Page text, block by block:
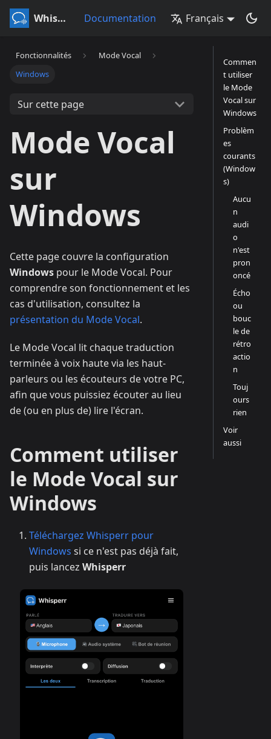
Whisperr Documentation Français
Fonctionnalités
Mode Vocal
Windows
Sur cette page
Mode Vocal
sur
Windows
Cette page couvre la configuration
Windows pour le Mode Vocal. Pour
comprendre son fonctionnement et les
cas d'utilisation, consultez la
présentation du Mode Vocal.
Le Mode Vocal lit chaque traduction
terminée à voix haute via les haut-
parleurs ou les écouteurs de votre PC,
afin que vous puissiez écouter au lieu
de (ou en plus de) lire l'écran.
Comment utiliser
le Mode Vocal sur
Windows
Téléchargez Whisperr pour
Windows si ce n'est pas déjà fait,
puis lancez Whisperr
Commen
t utiliser
le Mode
Vocal sur
Windows
Problèm
es
courants
(Window
s)
Aucu
n
audi
o
n'est
pron
oncé
Écho
ou
bouc
le de
rétro
actio
n
Touj
ours
rien
Voir
aussi